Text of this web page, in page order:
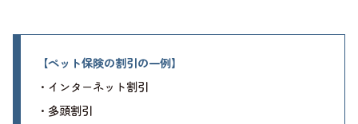
【ペット保険の割引の一例】
・インターネット割引
・多頭割引